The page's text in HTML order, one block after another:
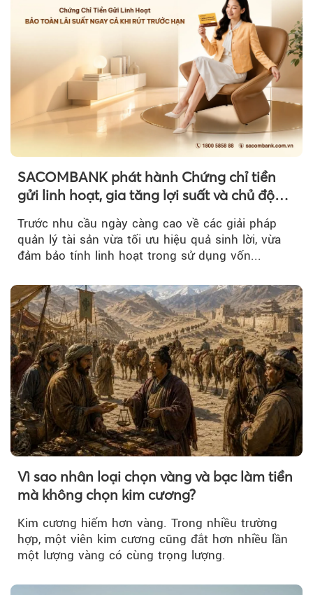
SACOMBANK phát hành Chứng chỉ tiền
gửi linh hoạt, gia tăng lợi suất và chủ động
Trước nhu cầu ngày càng cao về các giải pháp
quản lý tài sản vừa tối ưu hiệu quả sinh lời, vừa
đảm bảo tính linh hoạt trong sử dụng vốn...
Vì sao nhân loại chọn vàng và bạc làm tiền
mà không chọn kim cương?
Kim cương hiếm hơn vàng. Trong nhiều trường
hợp, một viên kim cương cũng đắt hơn nhiều lần
một lượng vàng có cùng trọng lượng.